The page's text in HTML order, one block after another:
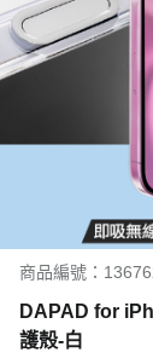
商品編號：
DAPAD for
護殼-白